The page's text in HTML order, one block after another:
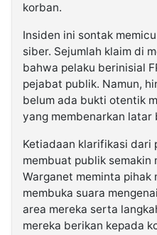
korban.
Insiden ini sontak
siber. Sejumlah klaim di
bahwa pelaku berinisial
pejabat publik. Namun,
belum ada bukti otentik
yang membenarkan
Ketiadaan klarifikasi dari
membuat publik semakin
Warganet meminta pihak
membuka suara
area mereka serta
mereka berikan kepada